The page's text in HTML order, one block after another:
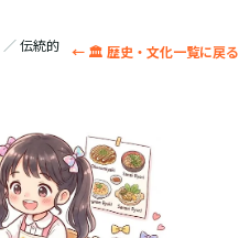
／伝統的
← 🏛️ 歴史・文化一覧に戻る